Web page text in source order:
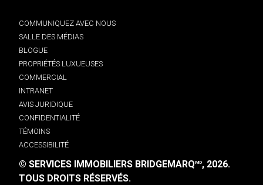
COMMUNIQUEZ AVEC NOUS
SALLE DES MÉDIAS
BLOGUE
PROPRIÉTÉS LUXUEUSES
COMMERCIAL
INTRANET
AVIS JURIDIQUE
CONFIDENTIALITÉ
TÉMOINS
ACCESSIBILITÉ
© SERVICES IMMOBILIERS BRIDGEMARQMD, 2026.
TOUS DROITS RÉSERVÉS.